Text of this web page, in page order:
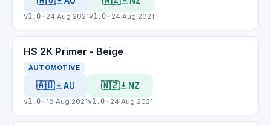
v1.0 · 24 Aug 2021v1.0 · 24 Aug 2021
HS 2K Primer - Beige
AUTOMOTIVE
🇦🇺 AU
v1.0 · 18 Aug 2021
🇳🇿 NZ
v1.0 · 24 Aug 2021